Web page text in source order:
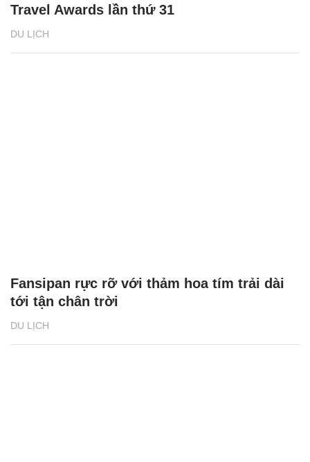
DU LỊCH
Travel Awards lần thứ 31
DU LỊCH
Fansipan rực rỡ với thảm hoa tím trải dài
tới tận chân trời